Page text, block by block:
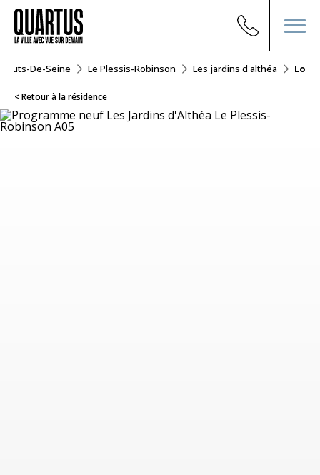
Hauts-De-Seine Le Plessis-Robinson Les jardins d'althéa Lot
< Retour à la résidence